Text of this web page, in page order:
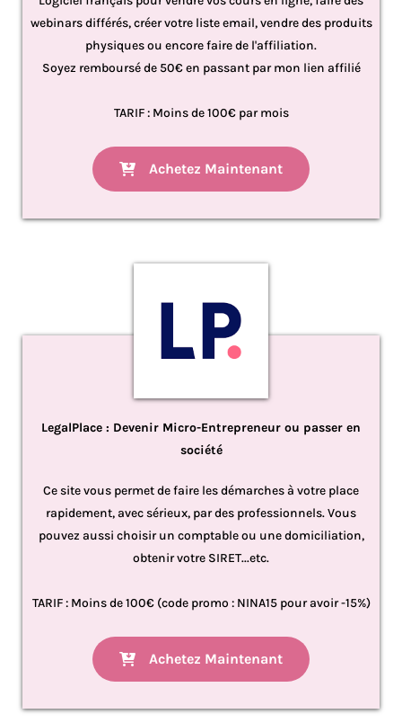
webinars différés, créer votre liste email, vendre des produits
physiques ou encore faire de l'affiliation.
Soyez remboursé de 50€ en passant par mon lien affilié
TARIF : Moins de 100€ par mois
Achetez Maintenant
LegalPlace : Devenir Micro-Entrepreneur ou passer en
société
Ce site vous permet de faire les démarches à votre place
rapidement, avec sérieux, par des professionnels. Vous
pouvez aussi choisir un comptable ou une domiciliation,
obtenir votre SIRET...etc.
TARIF : Moins de 100€ (code promo : NINA15 pour avoir -15%)
Achetez Maintenant